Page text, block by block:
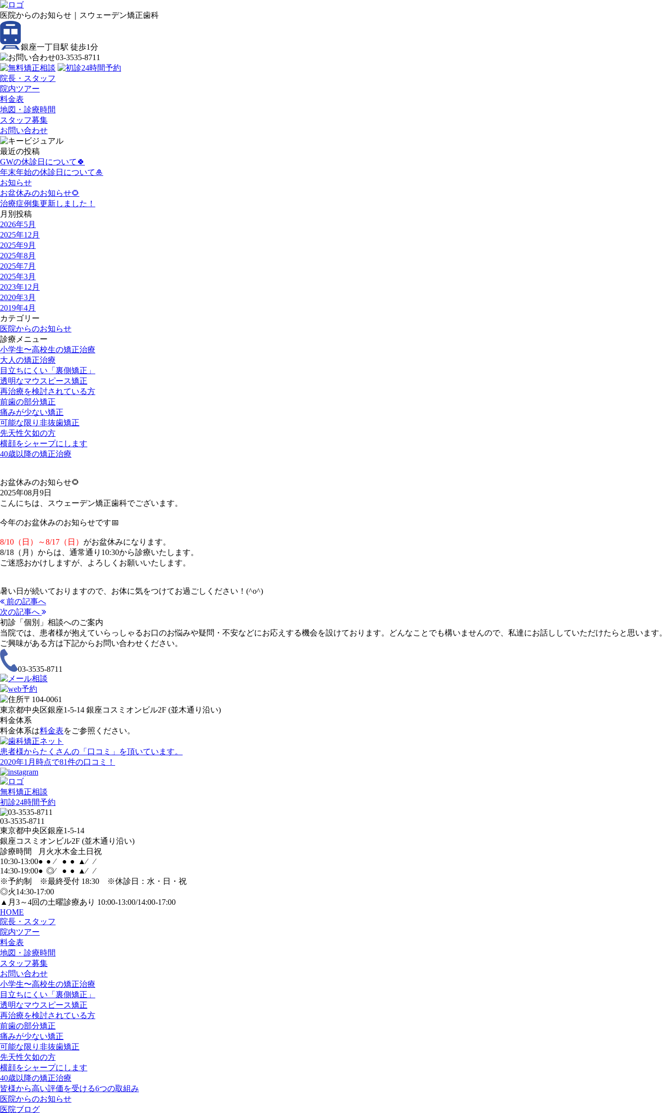
医院からのお知らせ｜スウェーデン矯正歯科
銀座一丁目駅 徒歩1分
03-3535-8711
院長・スタッフ
院内ツアー
料金表
地図・診療時間
スタッフ募集
お問い合わせ
最近の投稿
GWの休診日について🍀
年末年始の休診日について🎍
お知らせ
お盆休みのお知らせ🌻
治療症例集更新しました！
月別投稿
2026年5月
2025年12月
2025年9月
2025年8月
2025年7月
2025年3月
2023年12月
2020年3月
2019年4月
カテゴリー
医院からのお知らせ
診療メニュー
小学生〜高校生の矯正治療
大人の矯正治療
目立ちにくい「裏側矯正」
透明なマウスピース矯正
再治療を検討されている方
前歯の部分矯正
痛みが少ない矯正
可能な限り非抜歯矯正
先天性欠如の方
横顔をシャープにします
40歳以降の矯正治療
お盆休みのお知らせ🌻
2025年08月9日
こんにちは、スウェーデン矯正歯科でございます。
今年のお盆休みのお知らせです📅
8/10（日）～8/17（日） がお盆休みになります。
8/18（月）からは、通常通り10:30から診療いたします。
ご迷惑おかけしますが、よろしくお願いいたします。
暑い日が続いておりますので、お体に気をつけてお過ごしください！(^o^)
前の記事へ
次の記事へ
初診「個別」相談へのご案内
当院では、患者様が抱えていらっしゃるお口のお悩みや疑問・不安などにお応えする機会を設けております。どんなことでも構いませんので、私達にお話ししていただけたらと思います。
ご興味がある方は下記からお問い合わせください。
03-3535-8711
〒104-0061
東京都中央区銀座1-5-14 銀座コスミオンビル2F (並木通り沿い)
料金体系
料金体系は料金表をご参照ください。
患者様からたくさんの「 口コミ 」を頂いています。
2020年1月時点で81件の口コミ！
無料矯正相談
初診24時間予約
03-3535-8711
東京都中央区銀座1-5-14
銀座コスミオンビル2F (並木通り沿い)
診療時間
月 火水木金土 日 祝
10:30-13:00● ● ⁄ ● ● ▲⁄
⁄
14:30-19:00● ◎⁄ ● ● ▲⁄
⁄
※予約制 ※最終受付 18:30 ※休診日：水・日・祝
◎火14:30-17:00
▲月3～4回の土曜診療あり 10:00-13:00/14:00-17:00
HOME
院長・スタッフ
院内ツアー
料金表
地図・診療時間
スタッフ募集
お問い合わせ
小学生〜高校生の矯正治療
目立ちにくい「裏側矯正」
透明なマウスピース矯正
再治療を検討されている方
前歯の部分矯正
痛みが少ない矯正
可能な限り非抜歯矯正
先天性欠如の方
横顔をシャープにします
40歳以降の矯正治療
皆様から高い評価を受ける6つの取組み
医院からのお知らせ
医院ブログ